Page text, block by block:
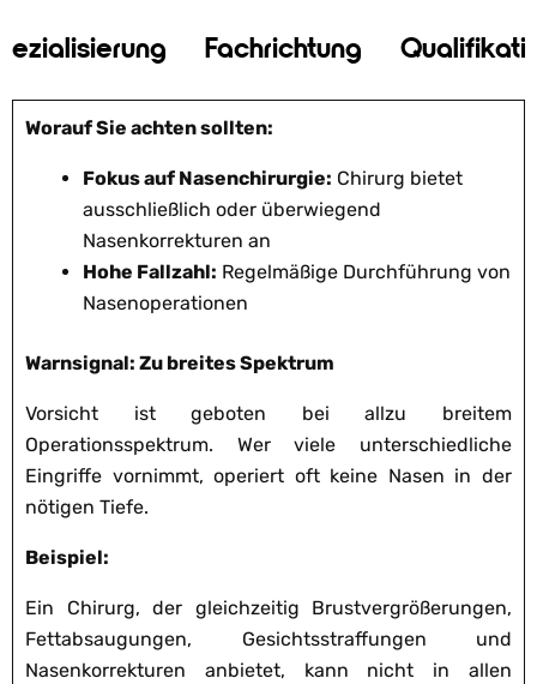
Fachrichtung
Worauf Sie achten sollten:
Fokus auf Nasenchirurgie: Chirurg bietet
ausschließlich oder überwiegend
Nasenkorrekturen an
Hohe Fallzahl: Regelmäßige Durchführung von
Nasenoperationen
Warnsignal: Zu breites Spektrum
Vorsicht ist geboten bei allzu breitem
Operationsspektrum. Wer viele unterschiedliche
Eingriffe vornimmt, operiert oft keine Nasen in der
nötigen Tiefe.
Beispiel:
Ein Chirurg, der gleichzeitig Brustvergrößerungen,
Fettabsaugungen, Gesichtsstraffungen und
Nasenkorrekturen anbietet, kann nicht in allen